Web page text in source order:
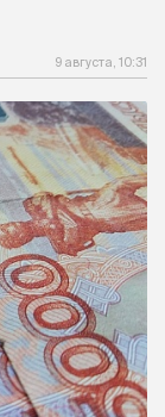
9 августа, 10:31